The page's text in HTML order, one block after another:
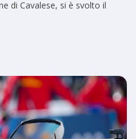
di Cavalese, si è svolto il